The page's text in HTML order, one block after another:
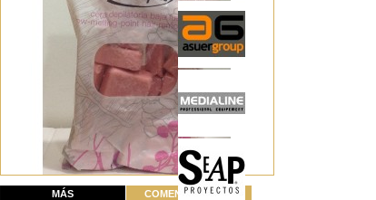
MÁS COMENTARIOS (0)